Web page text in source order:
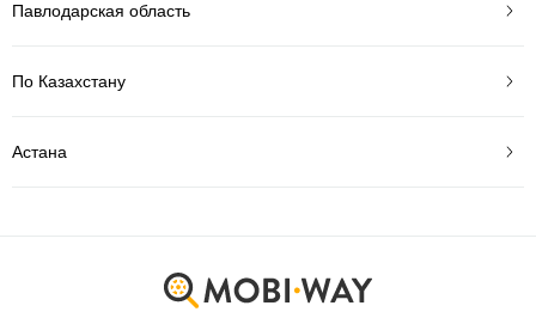
Павлодарская область
По Казахстану
Астана